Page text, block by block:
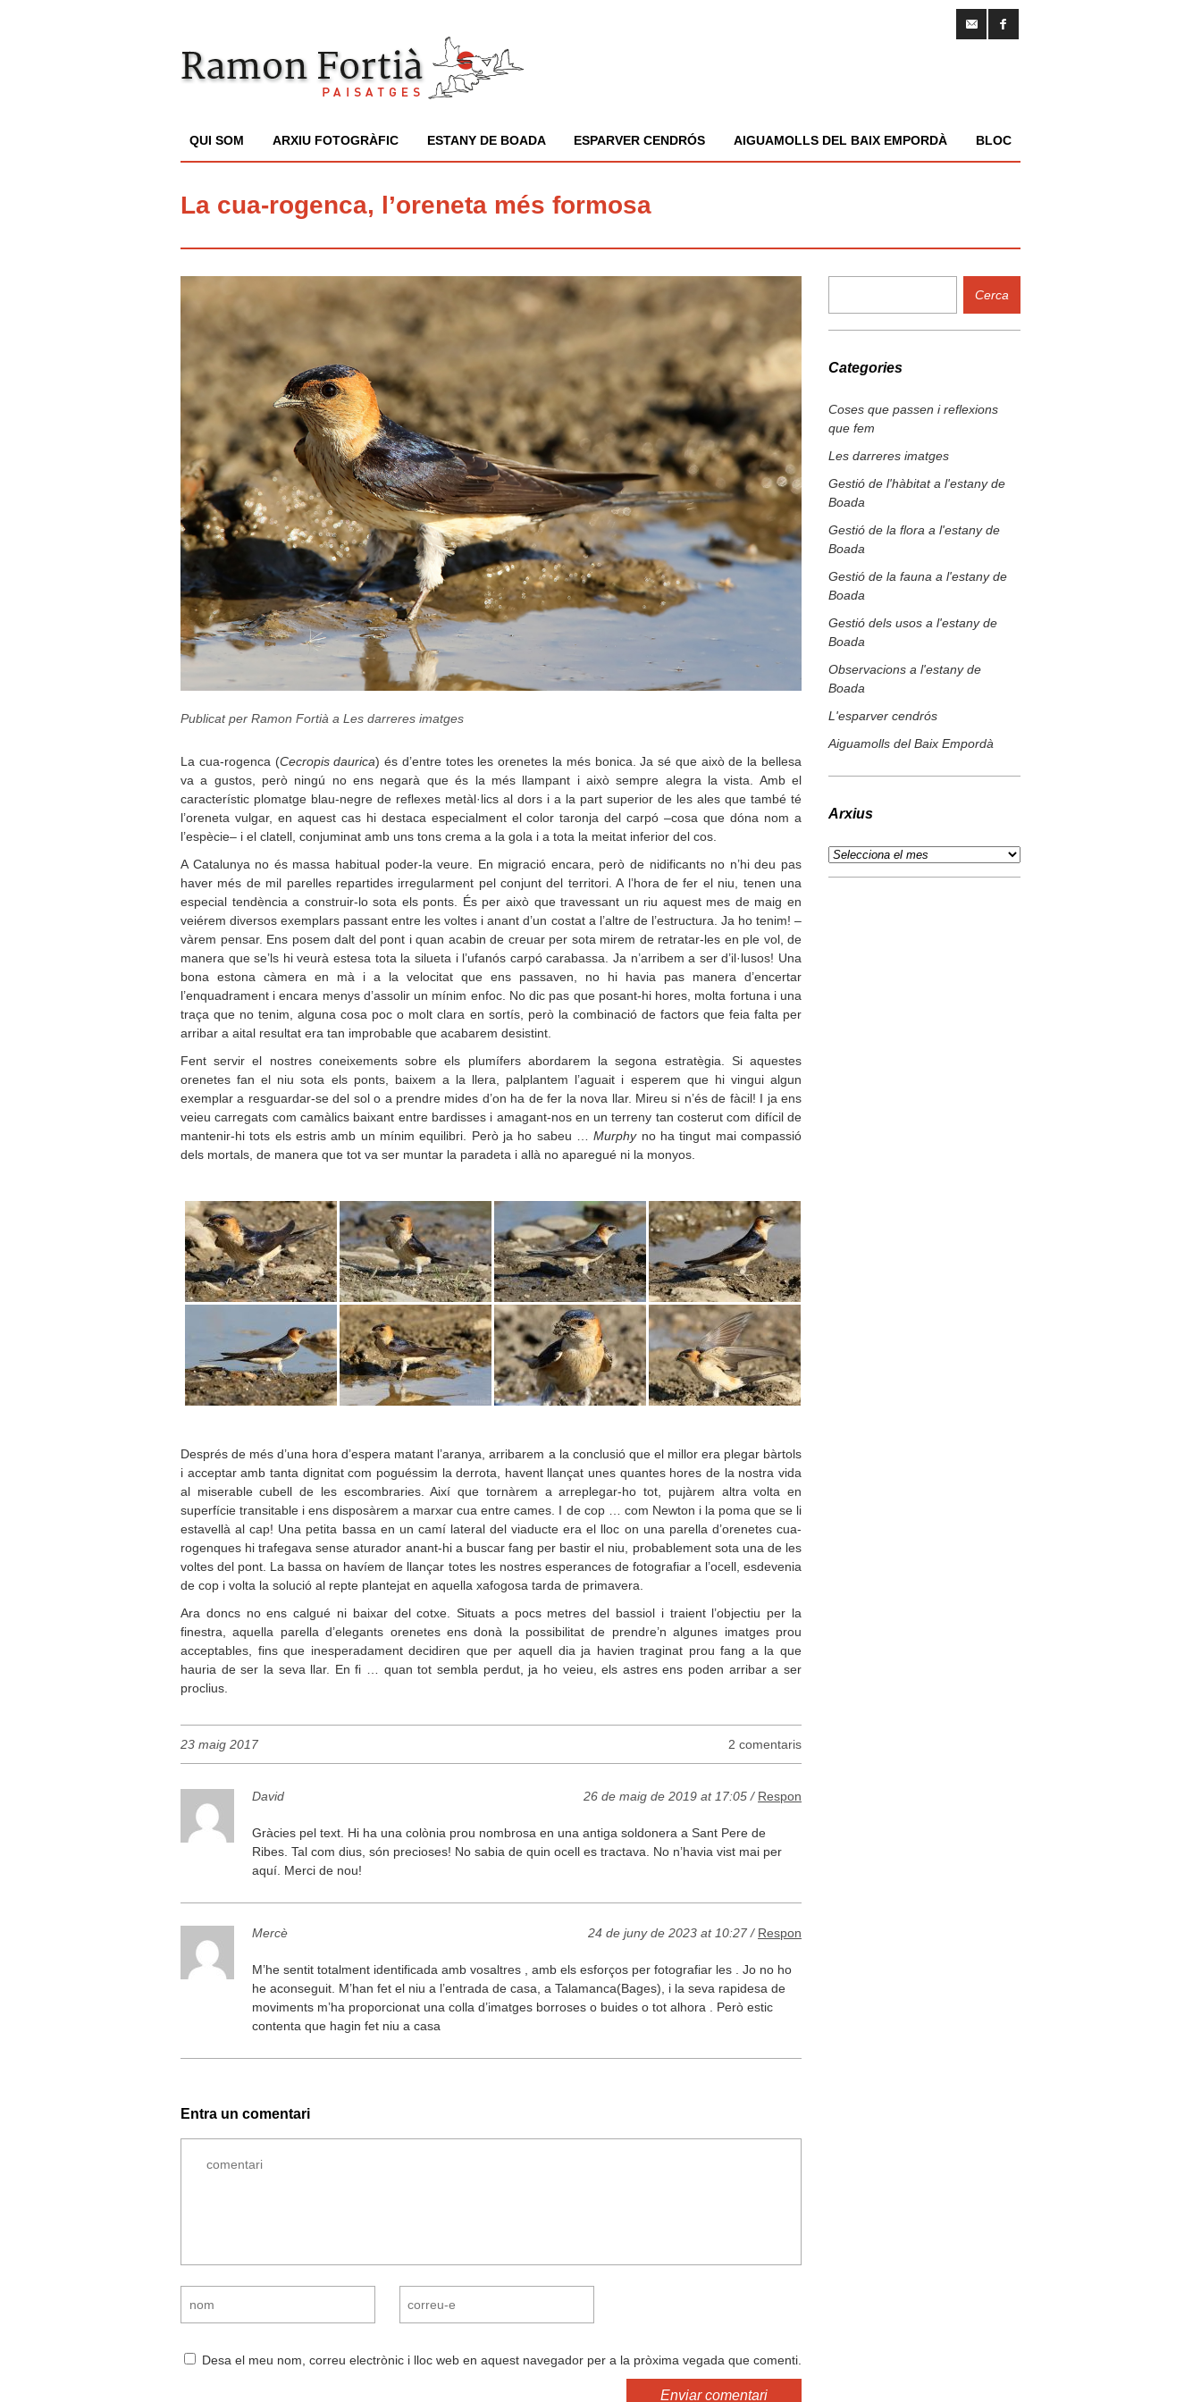
QUI SOM ARXIU FOTOGRÀFIC ESTANY DE BOADA ESPARVER CENDRÓS AIGUAMOLLS DEL BAIX EMPORDÀ BLOC
La cua-rogenca, l’oreneta més formosa
Publicat per Ramon Fortià a Les darreres imatges
La cua-rogenca (Cecropis daurica) és d’entre totes les orenetes la més bonica. Ja sé que això de la bellesa
va a gustos, però ningú no ens negarà que és la més llampant i això sempre alegra la vista. Amb el
característic plomatge blau-negre de reflexes metàl·lics al dors i a la part superior de les ales que també té
l’oreneta vulgar, en aquest cas hi destaca especialment el color taronja del carpó –cosa que dóna nom a
l’espècie– i el clatell, conjuminat amb uns tons crema a la gola i a tota la meitat inferior del cos.
A Catalunya no és massa habitual poder-la veure. En migració encara, però de nidificants no n’hi deu pas
haver més de mil parelles repartides irregularment pel conjunt del territori. A l’hora de fer el niu, tenen una
especial tendència a construir-lo sota els ponts. És per això que travessant un riu aquest mes de maig en
veiérem diversos exemplars passant entre les voltes i anant d’un costat a l’altre de l’estructura. Ja ho tenim! –
vàrem pensar. Ens posem dalt del pont i quan acabin de creuar per sota mirem de retratar-les en ple vol, de
manera que se’ls hi veurà estesa tota la silueta i l’ufanós carpó carabassa. Ja n’arribem a ser d’il·lusos! Una
bona estona càmera en mà i a la velocitat que ens passaven, no hi havia pas manera d’encertar
l’enquadrament i encara menys d’assolir un mínim enfoc. No dic pas que posant-hi hores, molta fortuna i una
traça que no tenim, alguna cosa poc o molt clara en sortís, però la combinació de factors que feia falta per
arribar a aital resultat era tan improbable que acabarem desistint.
Fent servir el nostres coneixements sobre els plumífers abordarem la segona estratègia. Si aquestes
orenetes fan el niu sota els ponts, baixem a la llera, palplantem l’aguait i esperem que hi vingui algun
exemplar a resguardar-se del sol o a prendre mides d’on ha de fer la nova llar. Mireu si n’és de fàcil! I ja ens
veieu carregats com camàlics baixant entre bardisses i amagant-nos en un terreny tan costerut com difícil de
mantenir-hi tots els estris amb un mínim equilibri. Però ja ho sabeu …Murphyno ha tingut mai compassió
dels mortals, de manera que tot va ser muntar la paradeta i allà no aparegué ni la monyos.
Després de més d’una hora d’espera matant l’aranya, arribarem a la conclusió que el millor era plegar bàrtols
i acceptar amb tanta dignitat com poguéssim la derrota, havent llançat unes quantes hores de la nostra vida
al miserable cubell de les escombraries. Així que tornàrem a arreplegar-ho tot, pujàrem altra volta en
superfície transitable i ens disposàrem a marxar cua entre cames. I de cop … com Newton i la poma que se li
estavellà al cap! Una petita bassa en un camí lateral del viaducte era el lloc on una parella d’orenetes cua-
rogenques hi trafegava sense aturador anant-hi a buscar fang per bastir el niu, probablement sota una de les
voltes del pont. La bassa on havíem de llançar totes les nostres esperances de fotografiar a l’ocell, esdevenia
de cop i volta la solució al repte plantejat en aquella xafogosa tarda de primavera.
Ara doncs no ens calgué ni baixar del cotxe. Situats a pocs metres del bassiol i traient l’objectiu per la
finestra, aquella parella d’elegants orenetes ens donà la possibilitat de prendre’n algunes imatges prou
acceptables, fins que inesperadament decidiren que per aquell dia ja havien traginat prou fang a la que
hauria de ser la seva llar. En fi … quan tot sembla perdut, ja ho veieu, els astres ens poden arribar a ser
proclius.
23 maig 2017 2 comentaris
David 26 de maig de 2019 at 17:05 / Respon
Gràcies pel text. Hi ha una colònia prou nombrosa en una antiga soldonera a Sant Pere de
Ribes. Tal com dius, són precioses! No sabia de quin ocell es tractava. No n’havia vist mai per
aquí. Merci de nou!
Mercè 24 de juny de 2023 at 10:27 / Respon
M’he sentit totalment identificada amb vosaltres , amb els esforços per fotografiar les . Jo no ho
he aconseguit. M’han fet el niu a l’entrada de casa, a Talamanca(Bages), i la seva rapidesa de
moviments m’ha proporcionat una colla d’imatges borroses o buides o tot alhora . Però estic
contenta que hagin fet niu a casa
Entra un comentari
Desa el meu nom, correu electrònic i lloc web en aquest navegador per a la pròxima vegada que comenti.
Categories
Coses que passen i reflexions
que fem
Les darreres imatges
Gestió de l'hàbitat a l'estany de
Boada
Gestió de la flora a l'estany de
Boada
Gestió de la fauna a l'estany de
Boada
Gestió dels usos a l'estany de
Boada
Observacions a l'estany de
Boada
L'esparver cendrós
Aiguamolls del Baix Empordà
Arxius